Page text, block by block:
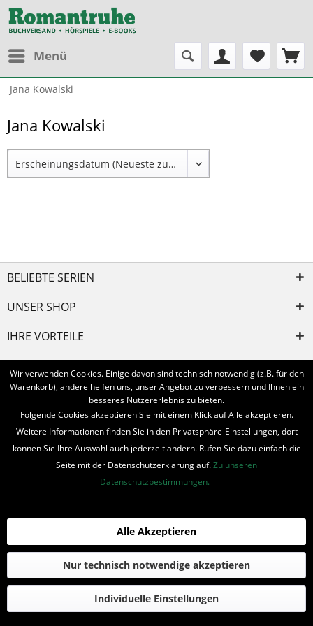
Menü
Jana Kowalski
Jana Kowalski
BELIEBTE SERIEN
UNSER SHOP
IHRE VORTEILE
INFORMIERT BLEIBEN
Bestellung widerrufen
* Alle Preise inkl. MwSt. und zzgl. Bearbeitungspauschale
© 2016-2022 Romantruhe - Buchversand, Joachim Otto
die profilschmiede - Internetagentur
Wir verwenden Cookies. Einige davon sind technisch notwendig (z.B. für den
Warenkorb), andere helfen uns, unser Angebot zu verbessern und Ihnen ein
besseres Nutzererlebnis zu bieten.
Folgende Cookies akzeptieren Sie mit einem Klick auf Alle akzeptieren.
Weitere Informationen finden Sie in den Privatsphäre-Einstellungen, dort
können Sie Ihre Auswahl auch jederzeit ändern. Rufen Sie dazu einfach die
Seite mit der Datenschutzerklärung auf.Zu unseren
Datenschutzbestimmungen.
Individuelle Einstellungen
Nur technisch notwendige akzeptieren
Alle Akzeptieren